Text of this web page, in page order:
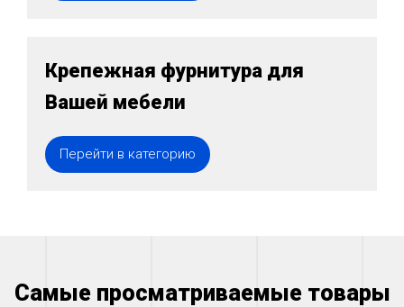
Крепежная фурнитура для
Вашей мебели
Перейти в категорию
Самые просматриваемые товары